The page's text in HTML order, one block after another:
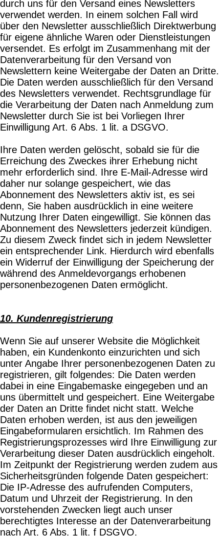
durch uns für den Versand eines Newsletters
verwendet werden. In einem solchen Fall wird
über den Newsletter ausschließlich Direktwerbung
für eigene ähnliche Waren oder Dienstleistungen
versendet. Es erfolgt im Zusammenhang mit der
Datenverarbeitung für den Versand von
Newslettern keine Weitergabe der Daten an Dritte.
Die Daten werden ausschließlich für den Versand
des Newsletters verwendet. Rechtsgrundlage für
die Verarbeitung der Daten nach Anmeldung zum
Newsletter durch Sie ist bei Vorliegen Ihrer
Einwilligung Art. 6 Abs. 1 lit. a DSGVO.
Ihre Daten werden gelöscht, sobald sie für die
Erreichung des Zweckes ihrer Erhebung nicht
mehr erforderlich sind. Ihre E-Mail-Adresse wird
daher nur solange gespeichert, wie das
Abonnement des Newsletters aktiv ist, es sei
denn, Sie haben ausdrücklich in eine weitere
Nutzung Ihrer Daten eingewilligt. Sie können das
Abonnement des Newsletters jederzeit kündigen.
Zu diesem Zweck findet sich in jedem Newsletter
ein entsprechender Link. Hierdurch wird ebenfalls
ein Widerruf der Einwilligung der Speicherung der
während des Anmeldevorgangs erhobenen
personenbezogenen Daten ermöglicht.
10. Kundenregistrierung
Wenn Sie auf unserer Website die Möglichkeit
haben, ein Kundenkonto einzurichten und sich
unter Angabe Ihrer personenbezogenen Daten zu
registrieren, gilt folgendes: Die Daten werden
dabei in eine Eingabemaske eingegeben und an
uns übermittelt und gespeichert. Eine Weitergabe
der Daten an Dritte findet nicht statt. Welche
Daten erhoben werden, ist aus den jeweiligen
Eingabeformularen ersichtlich. Im Rahmen des
Registrierungsprozesses wird Ihre Einwilligung zur
Verarbeitung dieser Daten ausdrücklich eingeholt.
Im Zeitpunkt der Registrierung werden zudem aus
Sicherheitsgründen folgende Daten gespeichert:
Die IP-Adresse des aufrufenden Computers,
Datum und Uhrzeit der Registrierung. In den
vorstehenden Zwecken liegt auch unser
berechtigtes Interesse an der Datenverarbeitung
nach Art. 6 Abs. 1 lit. f DSGVO.